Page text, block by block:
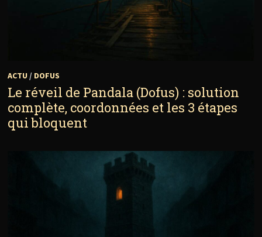
ACTU / DOFUS
Le réveil de Pandala (Dofus) : solution
complète, coordonnées et les 3 étapes
qui bloquent